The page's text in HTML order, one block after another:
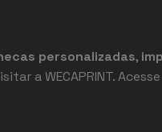
personalizadas,
a WECAPRINT.